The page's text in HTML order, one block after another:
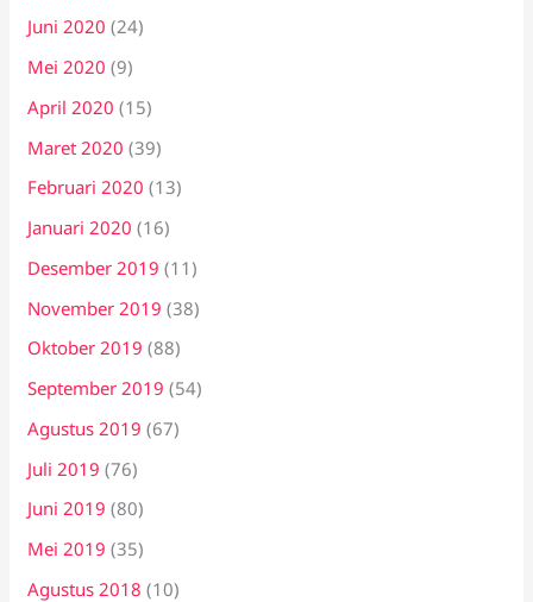
Juni 2020 (24)
Mei 2020 (9)
April 2020 (15)
Maret 2020 (39)
Februari 2020 (13)
Januari 2020 (16)
Desember 2019 (11)
November 2019 (38)
Oktober 2019 (88)
September 2019 (54)
Agustus 2019 (67)
Juli 2019 (76)
Juni 2019 (80)
Mei 2019 (35)
Agustus 2018 (10)